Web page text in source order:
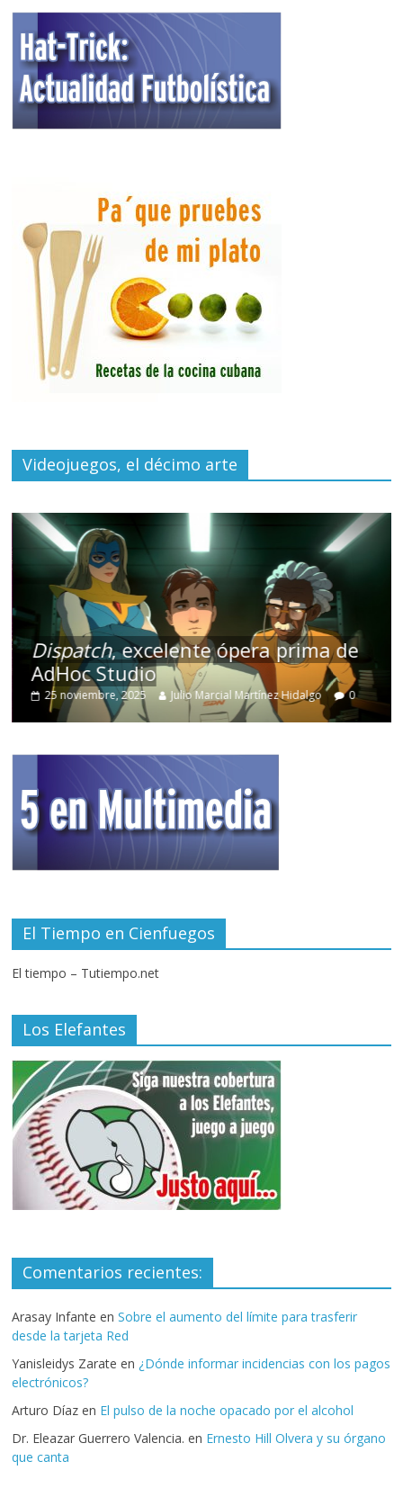
Videojuegos, el décimo arte
Dispatch, excelente ópera prima de
AdHoc Studio
25 noviembre, 2025 Julio Marcial Martínez Hidalgo 0
El Tiempo en Cienfuegos
El tiempo – Tutiempo.net
Los Elefantes
Comentarios recientes:
Arasay Infante enSobre el aumento del límite para trasferir
desde la tarjeta Red
Yanisleidys Zarate en ¿Dónde informar incidencias con los pagos
electrónicos?
Arturo Díaz en El pulso de la noche opacado por el alcohol
Dr. Eleazar Guerrero Valencia. en Ernesto Hill Olvera y su órgano
que canta